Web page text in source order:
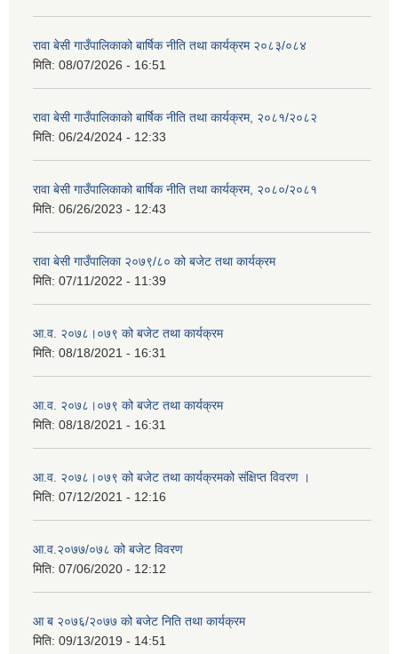
रावा बेसी गाउँपालिकाको बार्षिक नीति तथा कार्यक्रम २०८३/०८४
मिति: 08/07/2026 - 16:51
रावा बेसी गाउँपालिकाको बार्षिक नीति तथा कार्यक्रम, २०८१/२०८२
मिति: 06/24/2024 - 12:33
रावा बेसी गाउँपालिकाको बार्षिक नीति तथा कार्यक्रम, २०८०/२०८१
मिति: 06/26/2023 - 12:43
रावा बेसी गाउँपालिका २०७९/८० को बजेट तथा कार्यक्रम
मिति: 07/11/2022 - 11:39
आ.व. २०७८।०७९ को बजेट तथा कार्यक्रम
मिति: 08/18/2021 - 16:31
आ.व. २०७८।०७९ को बजेट तथा कार्यक्रम
मिति: 08/18/2021 - 16:31
आ.व. २०७८।०७९ को बजेट तथा कार्यक्रमको संक्षिप्त विवरण ।
मिति: 07/12/2021 - 12:16
आ.व.२०७७/०७८ को बजेट विवरण
मिति: 07/06/2020 - 12:12
आ ब २०७६/२०७७ को बजेट निति तथा कार्यक्रम
मिति: 09/13/2019 - 14:51